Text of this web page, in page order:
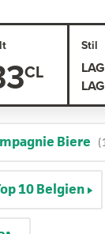
Stil
Biere
10 Belgien